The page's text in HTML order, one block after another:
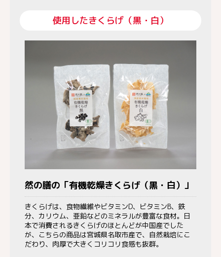
使用したきくらげ（黒・白）
然の膳の「有機乾燥きくらげ（黒・白）」
きくらげは、食物繊維やビタミンD、ビタミンB、鉄
分、カリウム、亜鉛などのミネラルが豊富な食材。日
本で消費されるきくらげのほとんどが中国産でした
が、こちらの商品は宮城県名取市産で、自然栽培にこ
だわり、肉厚で大きくコリコリ食感も抜群。